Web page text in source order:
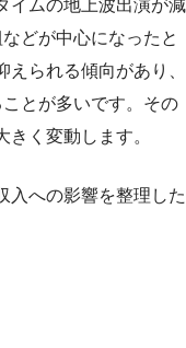
イムの地上波出演が減
どが中心になったと
られる傾向があり、
とが多いです。その
く変動します。
入への影響を整理した